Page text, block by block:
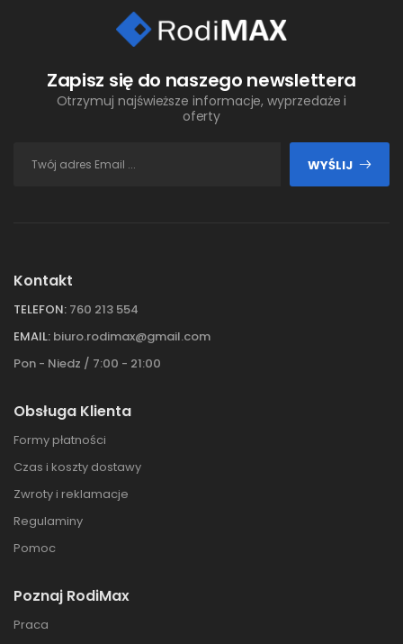
Zapisz się do naszego newslettera
Otrzymuj najświeższe informacje, wyprzedaże i
oferty
WYŚLIJ
Kontakt
TELEFON: 760 213 554
EMAIL: biuro.rodimax@gmail.com
Pon - Niedz / 7:00 - 21:00
Obsługa Klienta
Formy płatności
Czas i koszty dostawy
Zwroty i reklamacje
Regulaminy
Pomoc
Poznaj RodiMax
Praca